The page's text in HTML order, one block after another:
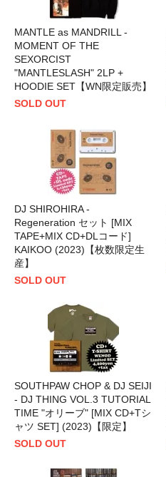
MANTLE as MANDRILL -
MOMENT OF THE
SEXORCIST
"MANTLESLASH" 2LP +
HOODIE SET【WN限定販売】
SOLD OUT
DJ SHIROHIRA -
Regeneration セット [MIX
TAPE+MIX CD+DLコード]
KAIKOO (2023)【枚数限定生
産】
SOLD OUT
SOUTHPAW CHOP & DJ SEIJI
- DJ THING VOL.3 TUTORIAL
TIME "オリーブ" [MIX CD+Tシ
ャツ SET] (2023)【限定】
SOLD OUT